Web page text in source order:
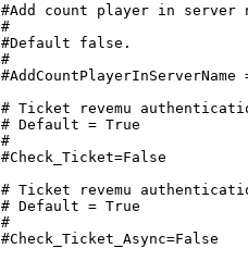
#Add count player in server
#
#Default false.
#
# Ticket revemu
# Default = True
#
#Check_Ticket=False
# Ticket revemu
# Default = True
#
#Check_Ticket_Async=False